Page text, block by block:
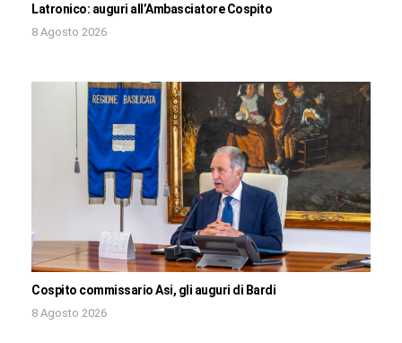
Latronico: auguri all’Ambasciatore Cospito
8 Agosto 2026
Cospito commissario Asi, gli auguri di Bardi
8 Agosto 2026